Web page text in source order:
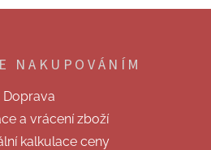
NAKUPOVÁNÍM
Doprava
a vrácení zboží
kalkulace ceny